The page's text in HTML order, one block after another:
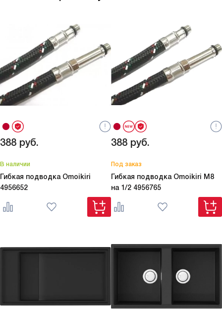
388 руб.
В наличии
Гибкая подводка Omoikiri
4956652
388 руб.
Под заказ
Гибкая подводка Omoikiri M8
на 1/2 4956765